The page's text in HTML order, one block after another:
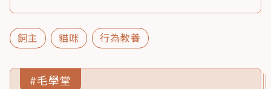
飼主 貓咪 行為教養
#毛學堂